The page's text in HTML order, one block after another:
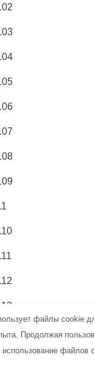
файлы cookie
Продолжая
использование файлов